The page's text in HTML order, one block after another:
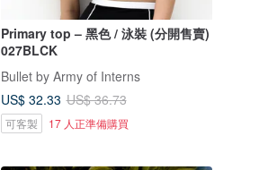
Primary top – 黑色 / 泳裝 (分開售賣)
027BLCK
Bullet by Army of Interns
US$ 32.33 US$ 36.73
可客製 17 人正準備購買